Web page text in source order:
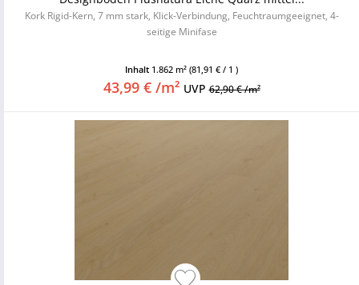
Kork Rigid-Kern, 7 mm stark, Klick-Verbindung, Feuchtraumgeeignet, 4-
seitige Minifase
Inhalt 1.862 m² (81,91 € / 1 )
43,99 € /m² UVP62,90 € /m²